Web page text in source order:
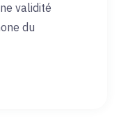
validité
du